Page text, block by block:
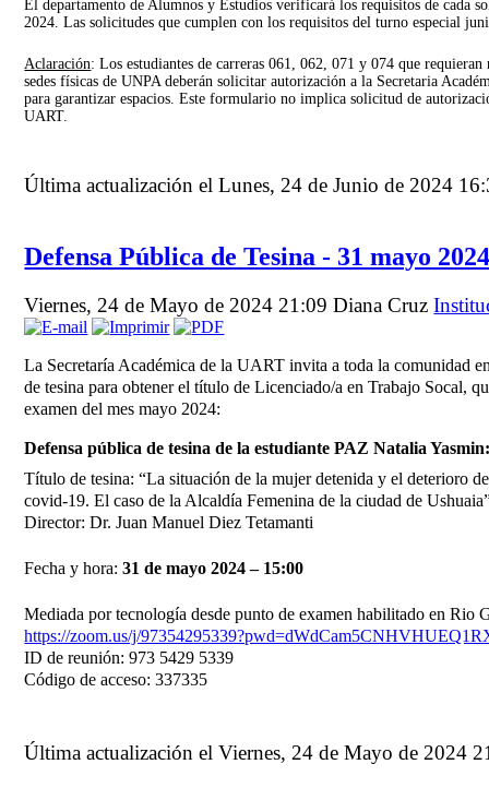
El departamento de Alumnos y Estudios verificará los requisitos de cada
2024. Las solicitudes que cumplen con los requisitos del turno especial
Aclaración: Los estudiantes de carreras 061, 062, 071 y 074 que
sedes físicas de UNPA deberán solicitar autorización a la Secretaria
para garantizar espacios. Este formulario no implica solicitud de
UART.
Última actualización el Lunes, 24 de Junio de 2024
Defensa Pública de Tesina - 31 mayo
Viernes, 24 de Mayo de 2024 21:09Diana Cruz
La Secretaría Académica de la UART invita a toda la comunidad
de tesina para obtener el título de Licenciado/a en Trabajo Socal,
examen del mes mayo 2024:
Defensa pública de tesina de la estudiante PAZ Natalia
Título de tesina: “La situación de la mujer detenida y el deterioro
covid-19. El caso de la Alcaldía Femenina de la ciudad de
Director: Dr. Juan Manuel Diez Tetamanti
Fecha y hora:31 de mayo 2024 – 15:00
Mediada por tecnología desde punto de examen habilitado en Rio
https://zoom.us/j/
ID de reunión: 973 5429 5339
Código de acceso: 337335
Última actualización el Viernes, 24 de Mayo de 2024